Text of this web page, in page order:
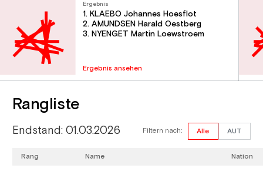
Ergebnis
1. KLAEBO Johannes Hoesflot
2. AMUNDSEN Harald Oestberg
3. NYENGET Martin Loewstroem
Ergebnis ansehen
Rangliste
Endstand: 01.03.2026 Filtern nach: Alle AUT
Rang Name Nation